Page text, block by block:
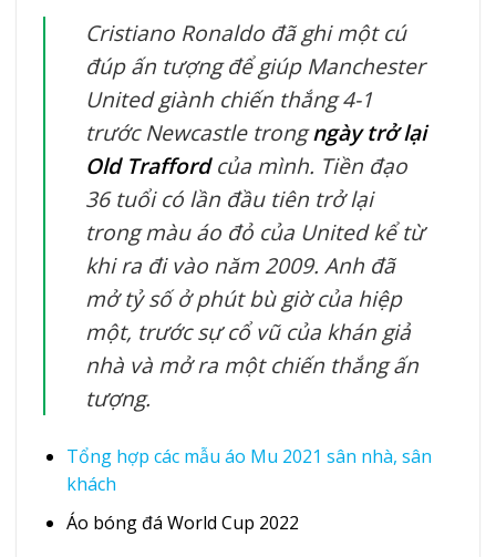
Cristiano Ronaldo đã ghi một cú
đúp ấn tượng để giúp Manchester
United giành chiến thắng 4-1
trước Newcastle trongngày trở lại
Old Traffordcủa mình. Tiền đạo
36 tuổi có lần đầu tiên trở lại
trong màu áo đỏ của United kể từ
khi ra đi vào năm 2009. Anh đã
mở tỷ số ở phút bù giờ của hiệp
một, trước sự cổ vũ của khán giả
nhà và mở ra một chiến thắng ấn
tượng.
Tổng hợp các mẫu áo Mu 2021 sân nhà, sân
khách
Áo bóng đá World Cup 2022